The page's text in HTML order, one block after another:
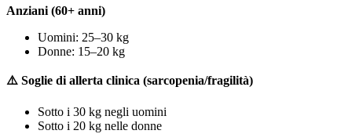
Anziani (60+ anni)
Uomini: 25–30 kg
Donne: 15–20 kg
⚠️ Soglie di allerta clinica (sarcopenia/fragilità)
Sotto i 30 kg negli uomini
Sotto i 20 kg nelle donne